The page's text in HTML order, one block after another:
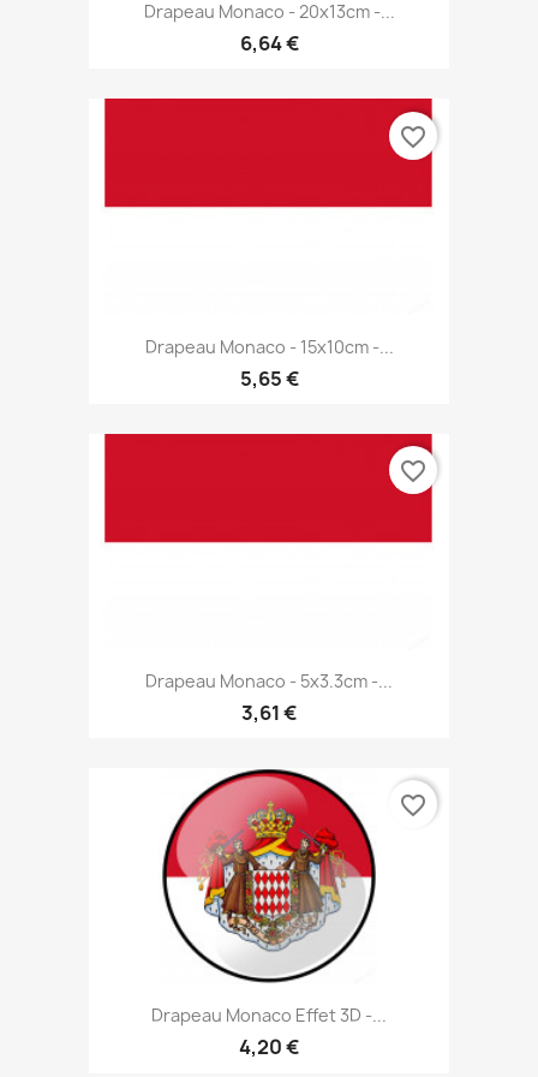
Drapeau Monaco - 20x13cm -...
6,64 €
Drapeau Monaco - 15x10cm -...
5,65 €
favorite_border
Drapeau Monaco - 5x3.3cm -...
3,61 €
favorite_border
Drapeau Monaco Effet 3D -...
4,20 €
favorite_border